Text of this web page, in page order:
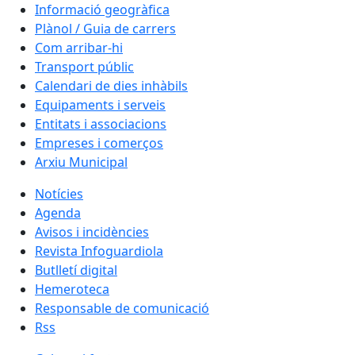
Informació geogràfica
Plànol / Guia de carrers
Com arribar-hi
Transport públic
Calendari de dies inhàbils
Equipaments i serveis
Entitats i associacions
Empreses i comerços
Arxiu Municipal
Notícies
Agenda
Avisos i incidències
Revista Infoguardiola
Butlletí digital
Hemeroteca
Responsable de comunicació
Rss